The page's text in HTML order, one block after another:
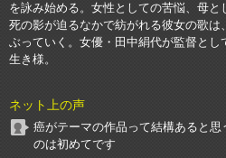
を詠み始める。女性としての苦悩、母と
死の影が迫るなかで紡がれる彼女の歌は
ぶっていく。女優・田中絹代が監督とし
生き様。
ネット上の声
癌がテーマの作品って結構あると
のは初めてです